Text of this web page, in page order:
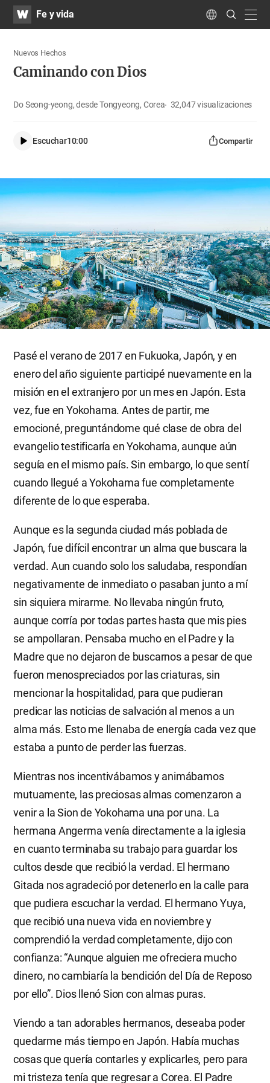
WATVFe y vida Language
Search
Submit
Nuevos Hechos
Caminando con Dios
Do Seong-yeong, desde Tongyeong, Corea 32,047visualizaciones
Escuchar10:00 Compartir
Pasé el verano de 2017 en Fukuoka, Japón, y en
enero del año siguiente participé nuevamente en la
misión en el extranjero por un mes en Japón. Esta
vez, fue en Yokohama. Antes de partir, me
emocioné, preguntándome qué clase de obra del
evangelio testificaría en Yokohama, aunque aún
seguía en el mismo país. Sin embargo, lo que sentí
cuando llegué a Yokohama fue completamente
diferente de lo que esperaba.
Aunque es la segunda ciudad más poblada de
Japón, fue difícil encontrar un alma que buscara la
verdad. Aun cuando solo los saludaba, respondían
negativamente de inmediato o pasaban junto a mí
sin siquiera mirarme. No llevaba ningún fruto,
aunque corría por todas partes hasta que mis pies
se ampollaran. Pensaba mucho en el Padre y la
Madre que no dejaron de buscarnos a pesar de que
fueron menospreciados por las criaturas, sin
mencionar la hospitalidad, para que pudieran
predicar las noticias de salvación al menos a un
alma más. Esto me llenaba de energía cada vez que
estaba a punto de perder las fuerzas.
Mientras nos incentivábamos y animábamos
mutuamente, las preciosas almas comenzaron a
venir a la Sion de Yokohama una por una. La
hermana Angerma venía directamente a la iglesia
en cuanto terminaba su trabajo para guardar los
cultos desde que recibió la verdad. El hermano
Gitada nos agradeció por detenerlo en la calle para
que pudiera escuchar la verdad. El hermano Yuya,
que recibió una nueva vida en noviembre y
comprendió la verdad completamente, dijo con
confianza: “Aunque alguien me ofreciera mucho
dinero, no cambiaría la bendición del Día de Reposo
por ello”. Dios llenó Sion con almas puras.
Viendo a tan adorables hermanos, deseaba poder
quedarme más tiempo en Japón. Había muchas
cosas que quería contarles y explicarles, pero para
mi tristeza tenía que regresar a Corea. El Padre